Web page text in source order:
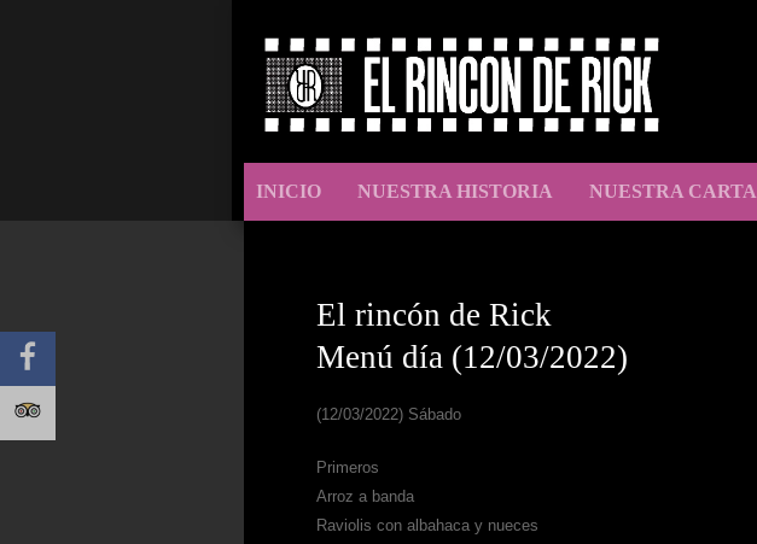
INICIO NUESTRA HISTORIA NUESTRA CARTA
El rincón de Rick
Menú día (12/03/2022)
(12/03/2022) Sábado
Primeros
Arroz a banda
Raviolis con albahaca y nueces